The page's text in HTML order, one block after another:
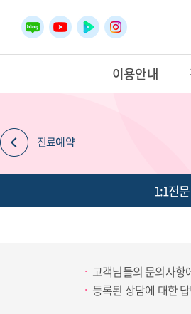
이용안내
진료예약
1:1전
고객님들의 문의사항
등록된 상담에 대한